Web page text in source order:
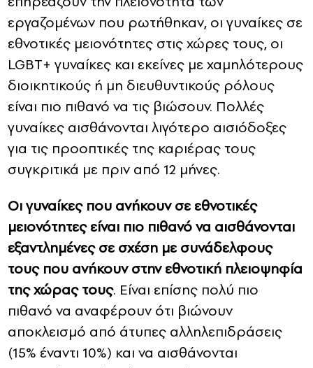
εργαζομένων που ρωτήθηκαν, οι γυναίκες σε
εθνοτικές μειονότητες στις χώρες τους, οι
LGBT+ γυναίκες και εκείνες με χαμηλότερους
διοικητικούς ή μη διευθυντικούς ρόλους
είναι πιο πιθανό να τις βιώσουν. Πολλές
γυναίκες αισθάνονται λιγότερο αισιόδοξες
για τις προοπτικές της καριέρας τους
συγκριτικά με πριν από 12 μήνες.
Οι γυναίκες που ανήκουν σε εθνοτικές
μειονότητες είναι πιο πιθανό να αισθάνονται
εξαντλημένες σε σχέση με συνάδελφους
τους που ανήκουν στην εθνοτική πλειοψηφία
της χώρας τους. Είναι επίσης πολύ πιο
πιθανό να αναφέρουν ότι βιώνουν
αποκλεισμό από άτυπες αλληλεπιδράσεις
(15% έναντι 10%) και να αισθάνονται